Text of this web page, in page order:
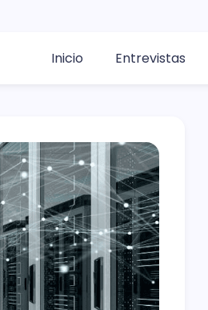
Inicio Entrevistas